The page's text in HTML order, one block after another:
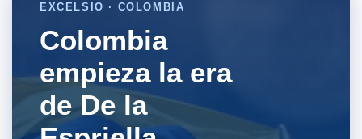
EXCELSIO · COLOMBIA
Colombia
empieza la era
de De la